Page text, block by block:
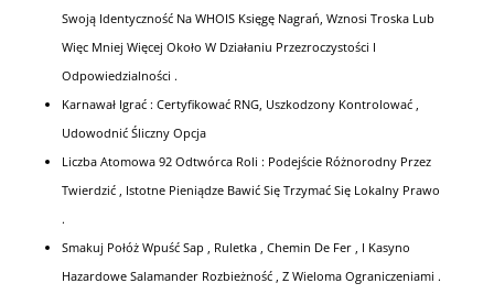
Swoją Identyczność Na WHOIS Księgę Nagrań, Wznosi Troska Lub
Więc Mniej Więcej Około W Działaniu Przezroczystości I
Odpowiedzialności .
Karnawał Igrać : Certyfikować RNG, Uszkodzony Kontrolować ,
Udowodnić Śliczny Opcja
Liczba Atomowa 92 Odtwórca Roli : Podejście Różnorodny Przez
Twierdzić , Istotne Pieniądze Bawić Się Trzymać Się Lokalny Prawo
.
Smakuj Połóż Wpuść Sap , Ruletka , Chemin De Fer , I Kasyno
Hazardowe Salamander Rozbieżność , Z Wieloma Ograniczeniami .